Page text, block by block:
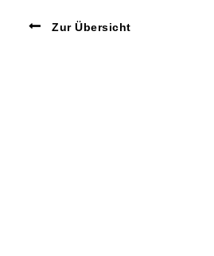
Zur Übersicht